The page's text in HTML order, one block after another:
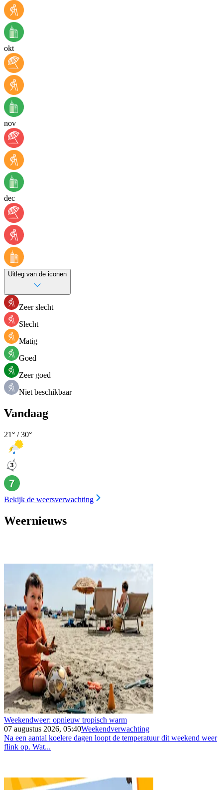
okt
nov
dec
Uitleg van de iconen
Zeer slecht
Slecht
Matig
Goed
Zeer goed
Niet beschikbaar
Vandaag
21° /30°
Bekijk de weersverwachting
Weernieuws
Weekendweer: opnieuw tropisch warm
07 augustus 2026, 05:40Weekendverwachting
Na een aantal koelere dagen loopt de temperatuur dit weekend weer
flink op. Wat...